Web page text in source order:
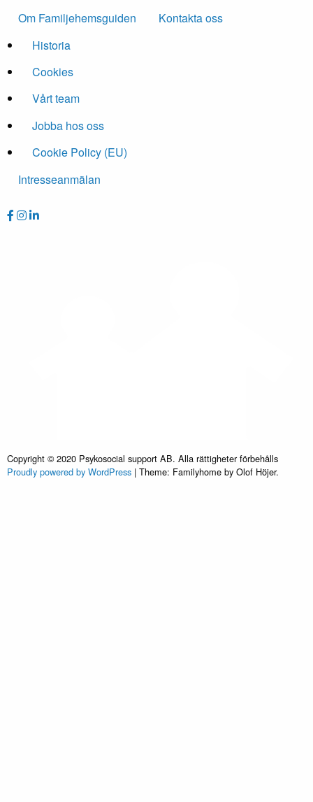
Om Familjehemsguiden
Historia
Cookies
Vårt team
Jobba hos oss
Cookie Policy (EU)
Kontakta oss
Intresseanmälan
Copyright © 2020 Psykosocial support AB. Alla rättigheter förbehålls
Proudly powered by WordPress | Theme: Familyhome by Olof Höjer.